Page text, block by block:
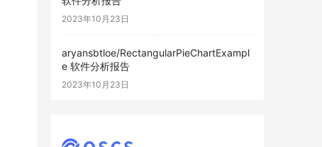
2023年10月23日
aryansbtloe/RectangularPieChartExampl
e 软件分析报告
2023年10月23日